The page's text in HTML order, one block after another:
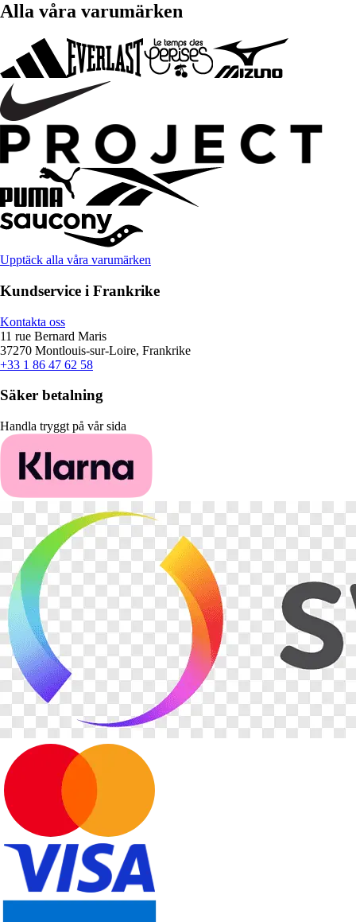
Alla våra varumärken
Upptäck alla våra varumärken
Kundservice i Frankrike
Kontakta oss
11 rue Bernard Maris
37270 Montlouis-sur-Loire, Frankrike
+33 1 86 47 62 58
Säker betalning
Handla tryggt på vår sida